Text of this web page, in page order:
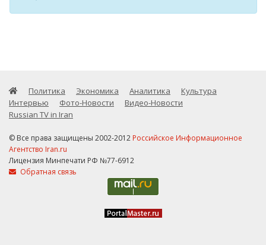
Политика Экономика Аналитика
Культура
Интервью
Фото-Новости
Видео-Новости
Russian TV in Iran
© Все права защищены 2002-2012 Российское Информационное
Агентство Iran.ru
Лицензия Минпечати РФ №77-6912
Обратная связь